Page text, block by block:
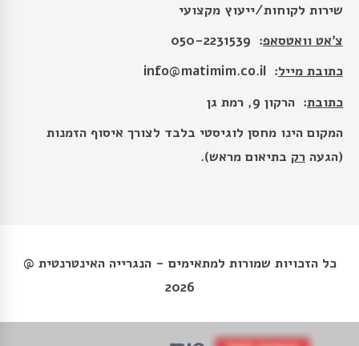
שירות לקוחות/ייעוץ מקצועי
צ׳אט וואטסאפ: 050-2231539
כתובת מייל:
info@matimim.co.il
כתובת: הרקון 9, רמת גן
המקום הינו מחסן לוגיסטי בלבד לצורך איסוף הזמנות
(הגעה רק בתיאום מראש).
כל הזכויות שמורות למתאימים - הנגרייה האינטרנטית @
2026